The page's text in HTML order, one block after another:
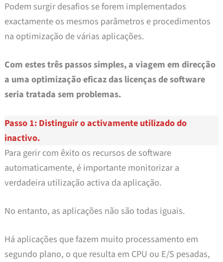
Podem surgir desafios se forem implementados
exactamente os mesmos parâmetros e procedimentos
na optimização de várias aplicações.
Com estes três passos simples, a viagem em direcção
a uma optimização eficaz das licenças de software
seria tratada sem problemas.
Passo 1: Distinguir o activamente utilizado do
inactivo.
Para gerir com êxito os recursos de software
automaticamente, é importante monitorizar a
verdadeira utilização activa da aplicação.
No entanto, as aplicações não são todas iguais.
Há aplicações que fazem muito processamento em
segundo plano, o que resulta em CPU ou E/S pesadas,